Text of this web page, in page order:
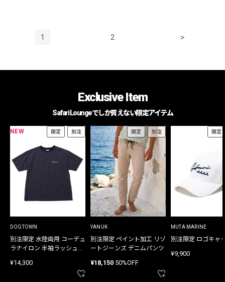
1 2 >
Exclusive Item
Safari Loungeでしか買えない限定アイテム
NEW 限定 別注
DOGTOWN
別注限定 水陸両用 コーデュ
ラナイロン 半袖ラッシュガ
¥14,300
限定 別注
YANUK
別注限定 ペイント加工 リゾ
ートジーンズ デニムパンツ
¥18,150 50%OFF
限定
MUTA MARINE
別注限定 ロゴキャ
¥9,900